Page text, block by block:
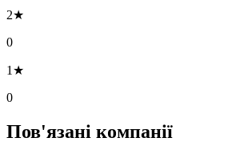
2★
0
1★
0
Пов'язані компанії